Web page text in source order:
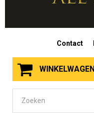
Contact
WINKELWAGEN